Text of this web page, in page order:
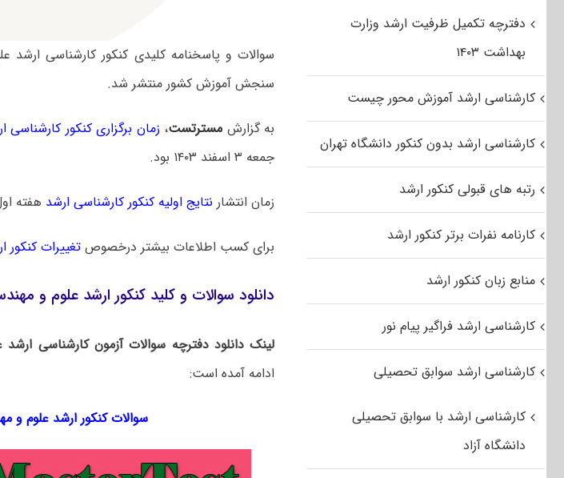
سنجش آموزش کشور منتشر شد.
به گزارش مسترتست، زمان برگزاری کنکور کارشناسی
جمعه ۳ اسفند ۱۴۰۳ بود.
زمان انتشار نتایج اولیه کنکور کارشناسی ارشد هفته اول
برای کسب اطلاعات بیشتر درخصوص تغییرات کنکور
دانلود سوالات و کلید کنکور ارشد علوم و
لینک دانلود دفترچه سوالات آزمون کارشناسی
ادامه آمده است:
سوالات کنکور ارشد علوم و
دفترچه تکمیل ظرفیت ارشد وزارت
بهداشت ۱۴۰۳
کارشناسی ارشد آموزش محور چیست
کارشناسی ارشد بدون کنکور دانشگاه تهران
رتبه های قبولی کنکور ارشد
کارنامه نفرات برتر کنکور ارشد
منابع زبان کنکور ارشد
کارشناسی ارشد فراگیر پیام نور
کارشناسی ارشد سوابق تحصیلی
کارشناسی ارشد با سوابق تحصیلی
دانشگاه آزاد